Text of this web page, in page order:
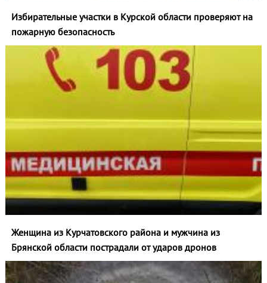
Избирательные участки в Курской области проверяют на
пожарную безопасность
Женщина из Курчатовского района и мужчина из
Брянской области пострадали от ударов дронов